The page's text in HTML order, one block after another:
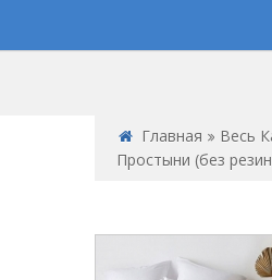
Главная Весь
Простыни (без